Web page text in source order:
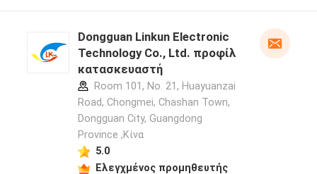
Dongguan Linkun Electronic
Technology Co., Ltd. προφίλ
κατασκευαστή
Room 101, No. 21, Huayuanzai
Road, Chongmei, Chashan Town,
Dongguan City, Guangdong
Province ,Κίνα
5.0
Ελεγχμένος προμηθευτής